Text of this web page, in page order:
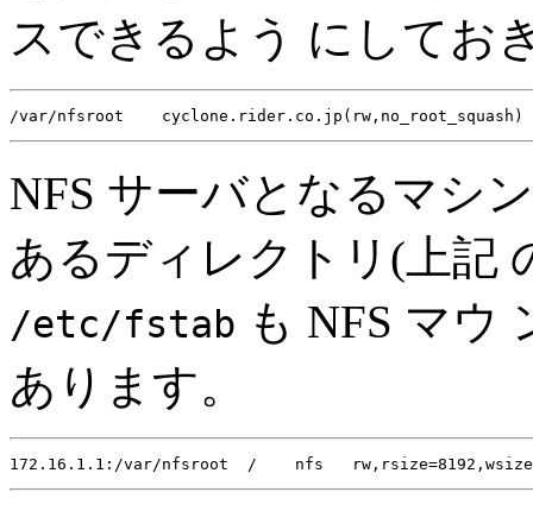
スできるよう にしてお
NFS サーバとなるマシ
あるディレクトリ(上記
/etc/fstab も NFS マウ
あります。